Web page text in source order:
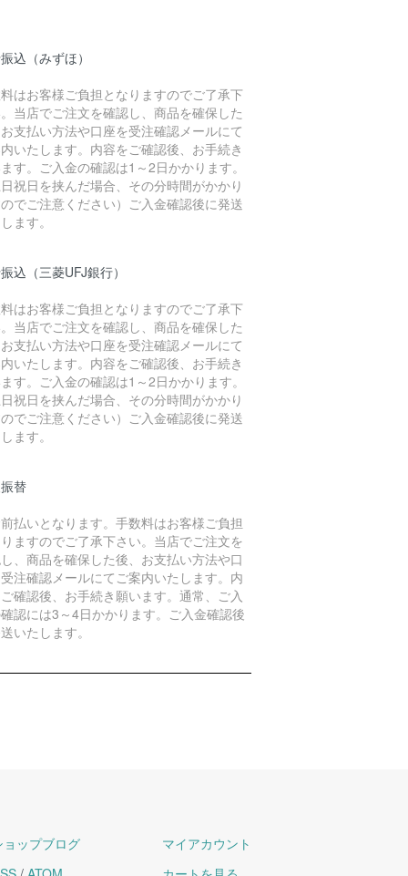
込（みずほ）
はお客様ご負担となりますのでご了承下
当店でご注文を確認し、商品を確保した
支払い方法や口座を受注確認メールにて
いたします。内容をご確認後、お手続き
す。ご入金の確認は1～2日かかります。
日祝日を挟んだ場合、その分時間がかかり
でご注意ください）ご入金確認後に発送
ます。
込（三菱UFJ銀行）
はお客様ご負担となりますのでご了承下
当店でご注文を確認し、商品を確保した
支払い方法や口座を受注確認メールにて
いたします。内容をご確認後、お手続き
す。ご入金の確認は1～2日かかります。
日祝日を挟んだ場合、その分時間がかかり
でご注意ください）ご入金確認後に発送
ます。
替
払いとなります。手数料はお客様ご負担
ますのでご了承下さい。当店でご注文を
、商品を確保した後、お支払い方法や口
注確認メールにてご案内いたします。内
確認後、お手続き願います。通常、ご入
認には3～4日かかります。ご入金確認後
いたします。
ョップブログ
マイアカウント